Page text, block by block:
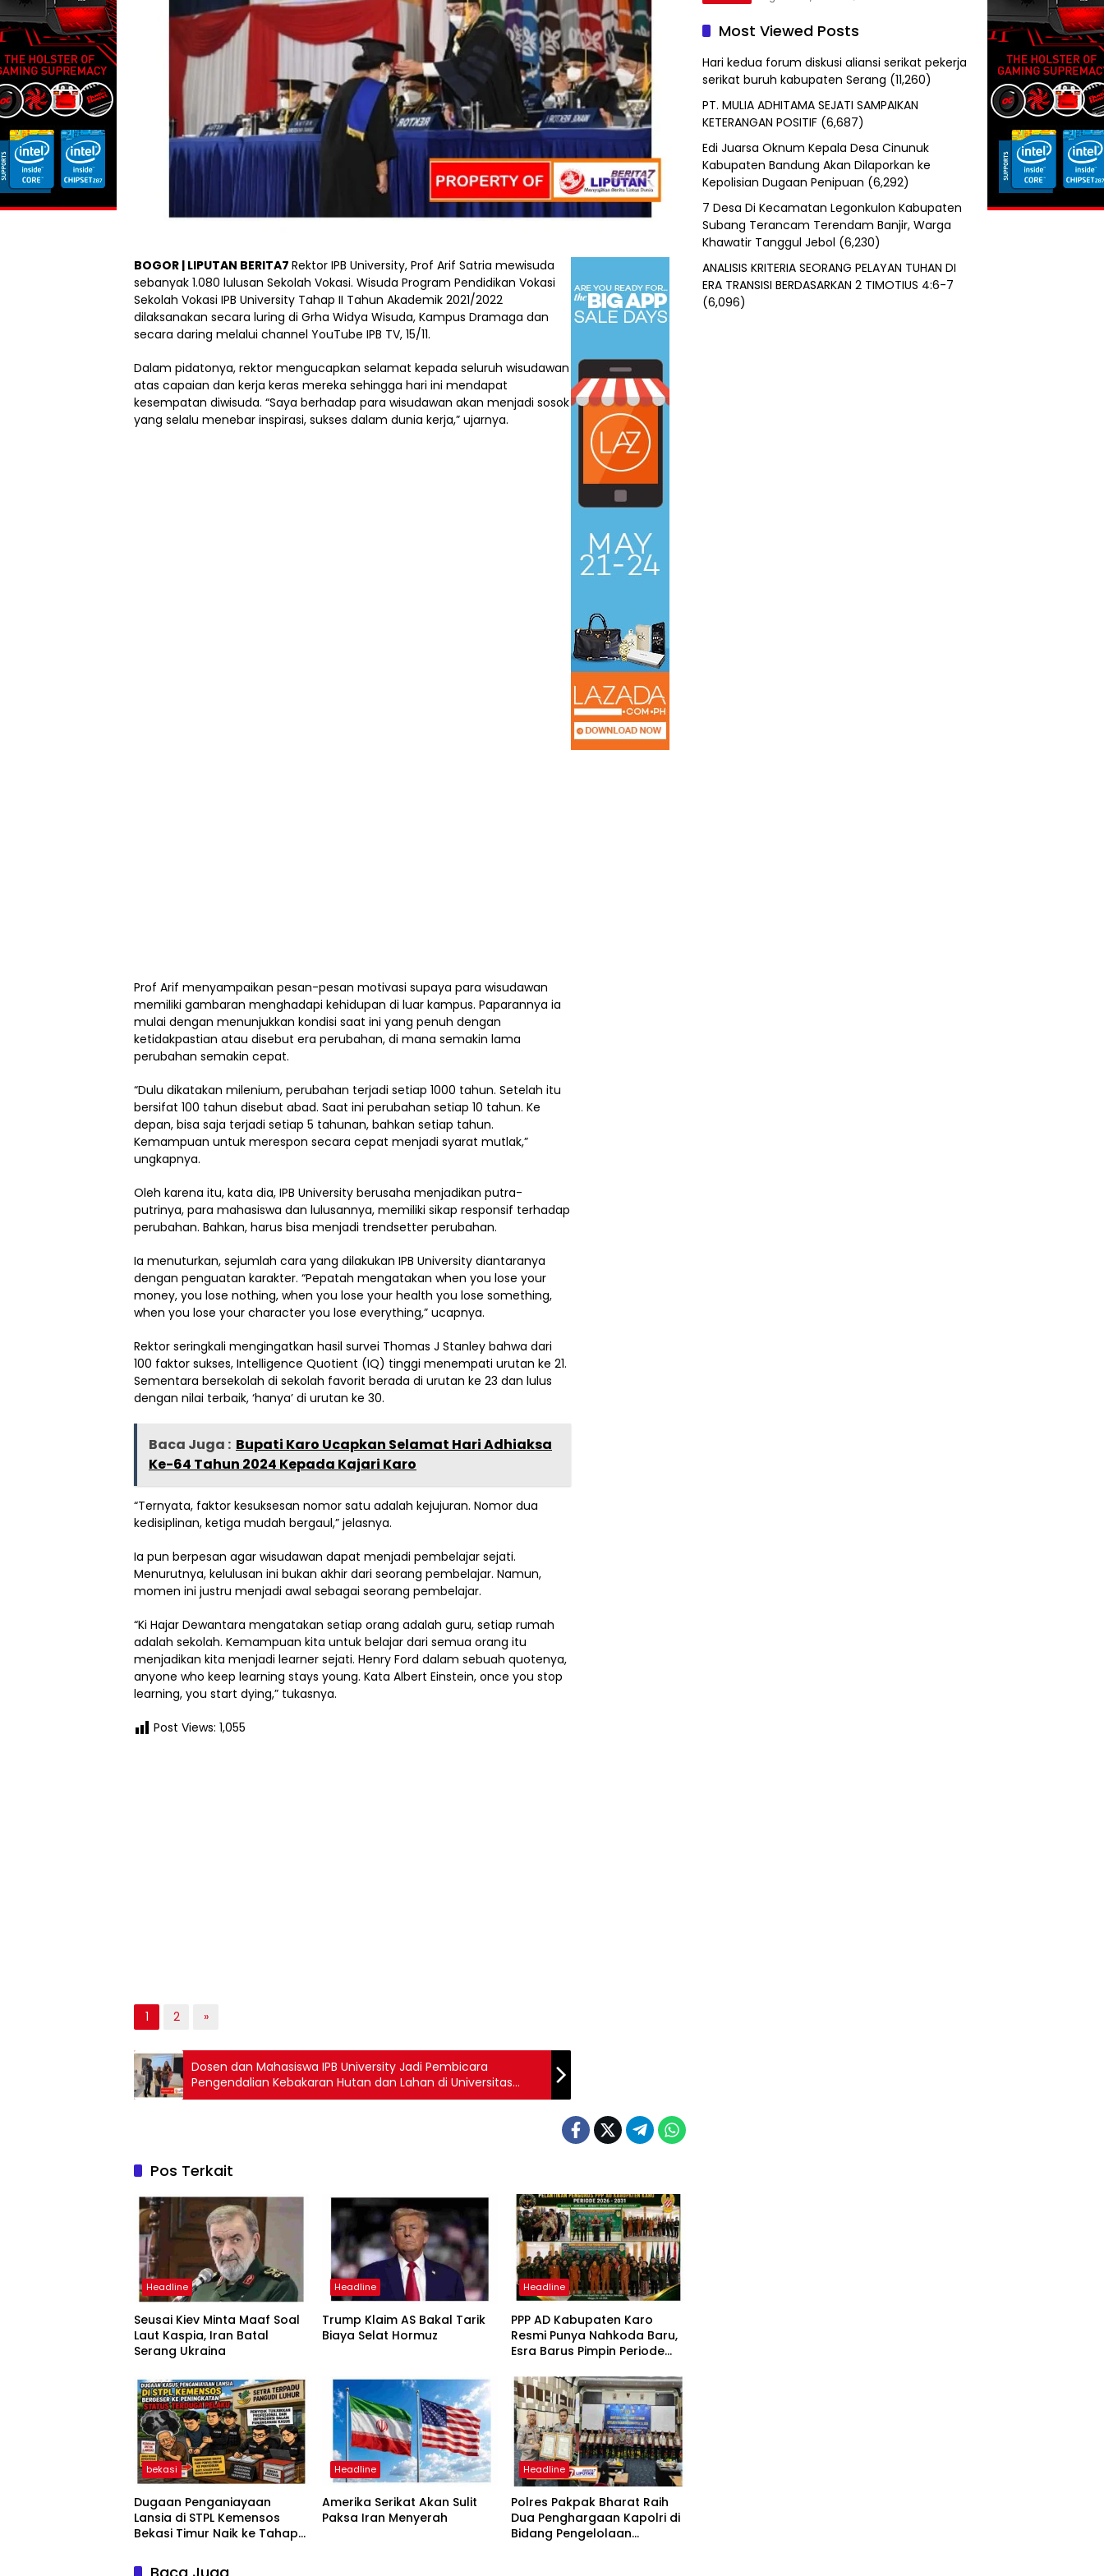
BOGOR | LIPUTAN BERITA7 Rektor IPB University, Prof Arif Satria mewisuda
sebanyak 1.080 lulusan Sekolah Vokasi. Wisuda Program Pendidikan Vokasi
Sekolah Vokasi IPB University Tahap II Tahun Akademik 2021/2022
dilaksanakan secara luring di Grha Widya Wisuda, Kampus Dramaga dan
secara daring melalui channel YouTube IPB TV, 15/11.
Dalam pidatonya, rektor mengucapkan selamat kepada seluruh wisudawan
atas capaian dan kerja keras mereka sehingga hari ini mendapat
kesempatan diwisuda. “Saya berhadap para wisudawan akan menjadi sosok
yang selalu menebar inspirasi, sukses dalam dunia kerja,” ujarnya.
Prof Arif menyampaikan pesan-pesan motivasi supaya para wisudawan
memiliki gambaran menghadapi kehidupan di luar kampus. Paparannya ia
mulai dengan menunjukkan kondisi saat ini yang penuh dengan
ketidakpastian atau disebut era perubahan, di mana semakin lama
perubahan semakin cepat.
“Dulu dikatakan milenium, perubahan terjadi setiap 1000 tahun. Setelah itu
bersifat 100 tahun disebut abad. Saat ini perubahan setiap 10 tahun. Ke
depan, bisa saja terjadi setiap 5 tahunan, bahkan setiap tahun.
Kemampuan untuk merespon secara cepat menjadi syarat mutlak,”
ungkapnya.
Oleh karena itu, kata dia, IPB University berusaha menjadikan putra-
putrinya, para mahasiswa dan lulusannya, memiliki sikap responsif terhadap
perubahan. Bahkan, harus bisa menjadi trendsetter perubahan.
Ia menuturkan, sejumlah cara yang dilakukan IPB University diantaranya
dengan penguatan karakter. “Pepatah mengatakan when you lose your
money, you lose nothing, when you lose your health you lose something,
when you lose your character you lose everything,” ucapnya.
Rektor seringkali mengingatkan hasil survei Thomas J Stanley bahwa dari
100 faktor sukses, Intelligence Quotient (IQ) tinggi menempati urutan ke 21.
Sementara bersekolah di sekolah favorit berada di urutan ke 23 dan lulus
dengan nilai terbaik, ‘hanya’ di urutan ke 30.
Baca Juga : Bupati Karo Ucapkan Selamat Hari Adhiaksa
Ke-64 Tahun 2024 Kepada Kajari Karo
“Ternyata, faktor kesuksesan nomor satu adalah kejujuran. Nomor dua
kedisiplinan, ketiga mudah bergaul,” jelasnya.
Ia pun berpesan agar wisudawan dapat menjadi pembelajar sejati.
Menurutnya, kelulusan ini bukan akhir dari seorang pembelajar. Namun,
momen ini justru menjadi awal sebagai seorang pembelajar.
“Ki Hajar Dewantara mengatakan setiap orang adalah guru, setiap rumah
adalah sekolah. Kemampuan kita untuk belajar dari semua orang itu
menjadikan kita menjadi learner sejati. Henry Ford dalam sebuah quotenya,
anyone who keep learning stays young. Kata Albert Einstein, once you stop
learning, you start dying,” tukasnya.
Post Views: 1,055
1 2 »
Dosen dan Mahasiswa IPB University Jadi Pembicara
Pengendalian Kebakaran Hutan dan Lahan di Universitas
Montpellier Perancis
Pos Terkait
Headline
Seusai Kiev Minta Maaf Soal
Laut Kaspia, Iran Batal
Serang Ukraina
Headline
Trump Klaim AS Bakal Tarik
Biaya Selat Hormuz
Headline
PPP AD Kabupaten Karo
Resmi Punya Nahkoda Baru,
Esra Barus Pimpin Periode
bekasi
Dugaan Penganiayaan
Lansia di STPL Kemensos
Bekasi Timur Naik ke Tahap
Minta Proses Transparan
Headline
Amerika Serikat Akan Sulit
Paksa Iran Menyerah
Headline
Polres Pakpak Bharat Raih
Dua Penghargaan Kapolri di
Bidang Pengelolaan
Most Viewed Posts
Hari kedua forum diskusi aliansi serikat pekerja
serikat buruh kabupaten Serang (11,260)
PT. MULIA ADHITAMA SEJATI SAMPAIKAN
KETERANGAN POSITIF (6,687)
Edi Juarsa Oknum Kepala Desa Cinunuk
Kabupaten Bandung Akan Dilaporkan ke
Kepolisian Dugaan Penipuan (6,292)
7 Desa Di Kecamatan Legonkulon Kabupaten
Subang Terancam Terendam Banjir, Warga
Khawatir Tanggul Jebol (6,230)
ANALISIS KRITERIA SEORANG PELAYAN TUHAN DI
ERA TRANSISI BERDASARKAN 2 TIMOTIUS 4:6-7
(6,096)